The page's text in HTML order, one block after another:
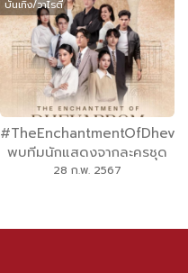
ยกทีมผนึกกำลัง สานต่อ แพ
ลนงาน 1 หนัง 6 ซีรีส์ 5 งาน
เพลง และ 1 รายการท่องเที่ยว
บันเทิง/วาไรตี้
พบทีมนักแสดงจากละครชุด
#ดวงใจเทวพรหม ทั้ง 5 เรื่อง
ศูนย์การค้าเอ็มสเฟียร์ รับชม
28 ก.พ. 2567